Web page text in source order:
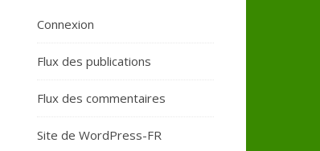
Connexion
Flux des publications
Flux des commentaires
Site de WordPress-FR